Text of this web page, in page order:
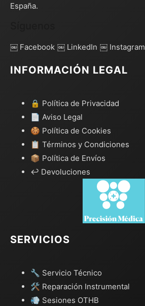
España.
￼ Facebook ￼ LinkedIn ￼ Instagram
INFORMACIÓN LEGAL
🔒 Política de Privacidad
📄 Aviso Legal
🍪 Política de Cookies
📋 Términos y Condiciones
📦 Política de Envíos
↩️ Devoluciones
SERVICIOS
🔧 Servicio Técnico
🛠️ Reparación Instrumental
💨 Sesiones OTHB